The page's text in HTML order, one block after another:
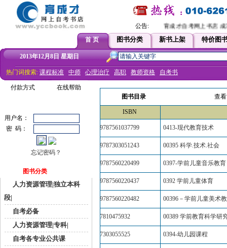
公告:
育成才自考网上书店 成
首 页
图书分类 新书上架 特价图
2013年12月8日 星期日
热门词搜索: 课程标准 中师 心理治疗 高职 教师资格 自考书
付款方式 在线帮助
用户名：
密 码：
忘记密码？
图书分类
人力资源管理|独立本科
段|
自考必备
人力资源管理|专科|
自考各专业公共课
图书目录 查
ISBN
9787561037799 0413-现代教育技术
9787303051243 00395 科学.技术.社会
9787560220499 0397-学前儿童音乐教育
9787560220437 0392 学前儿童体育
9787560220482 00396－学前儿童美术
7810475932 00389 学前教育科学研
7303055525 0394-幼儿园课程